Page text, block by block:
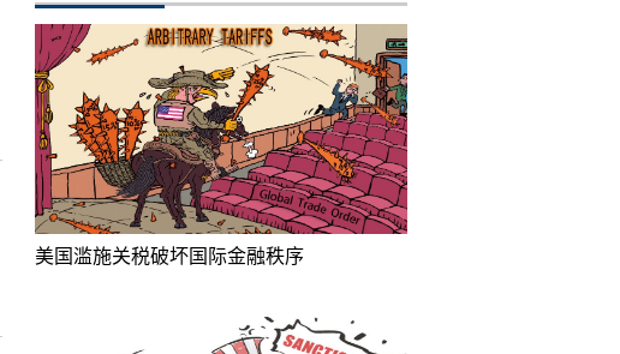
美国滥施关税破坏国际金融秩序